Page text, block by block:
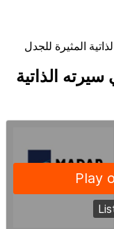
المثيرة للجدل
الذاتية